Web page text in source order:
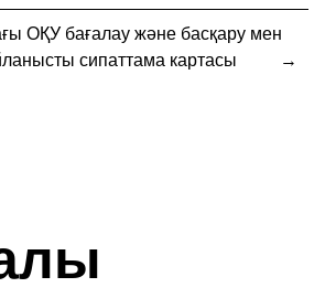
ОҚУ бағалау және басқару мен
сипаттама картасы